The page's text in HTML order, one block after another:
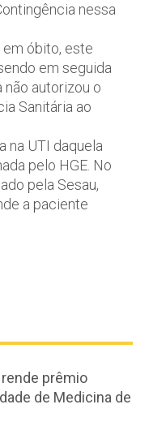
nessa
em óbito, este
em seguida
não autorizou o
Sanitária ao
na UTI daquela
pelo HGE. No
pela Sesau,
a paciente
prêmio
de Medicina de